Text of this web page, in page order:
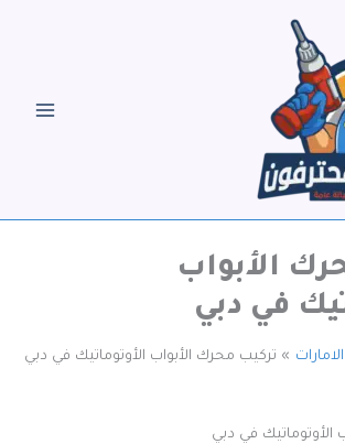
الأبواب
في دبي
تركيب محرك الأبواب الأوتوماتيك في دبي
الأوتوماتيك في دبي